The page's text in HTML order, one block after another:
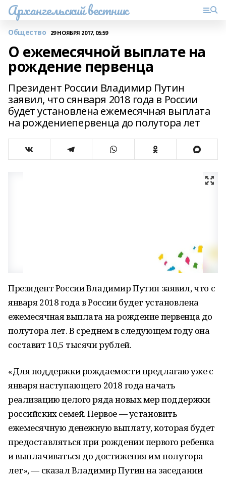
Архангельский вестник
Общество 29 НОЯБРЯ 2017, 05:59
О ежемесячной выплате на
рождение первенца
Президент России Владимир Путин
заявил, что сянваря 2018 года в России
будет установлена ежемесячная выплата
на рождениепервенца до полутора лет
Президент России Владимир Путин заявил, что с
января 2018 года в России будет установлена
ежемесячная выплата на рождение первенца до
полутора лет. В среднем в следующем году она
составит 10,5 тысячи рублей.
«Для поддержки рождаемости предлагаю уже с
января наступающего 2018 года начать
реализацию целого ряда новых мер поддержки
российских семей. Первое — установить
ежемесячную денежную выплату, которая будет
предоставляться при рождении первого ребенка
и выплачиваться до достижения им полутора
лет», — сказал Владимир Путин на заседании